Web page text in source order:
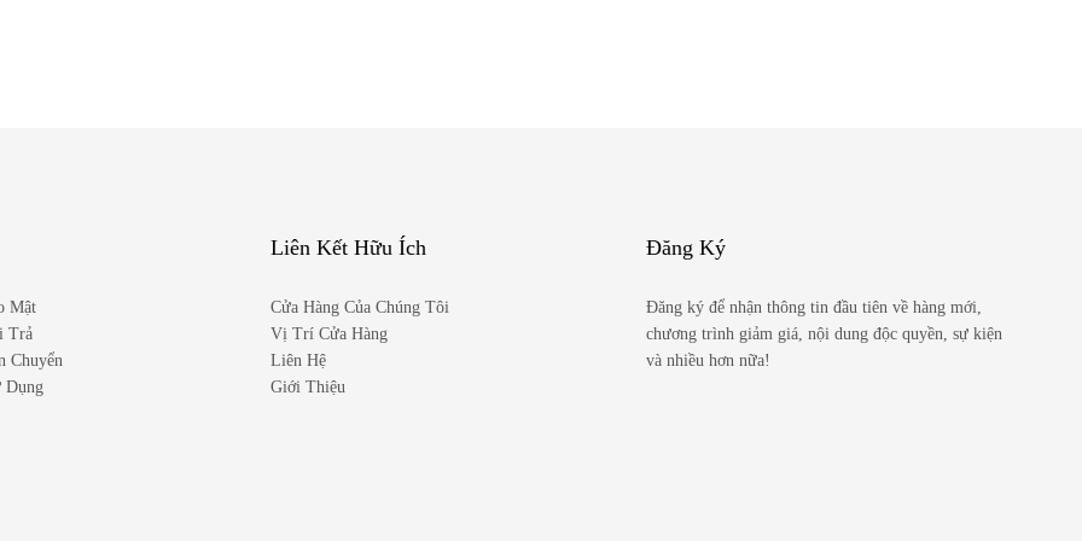
Mật
Trả
Chuyển
Dụng
Liên Kết Hữu Ích
Cửa Hàng Của Chúng Tôi
Vị Trí Cửa Hàng
Liên Hệ
Giới Thiệu
Đăng Ký
Đăng ký để nhận thông tin đầu tiên về hàng mới,
chương trình giảm giá, nội dung độc quyền, sự kiện
và nhiều hơn nữa!